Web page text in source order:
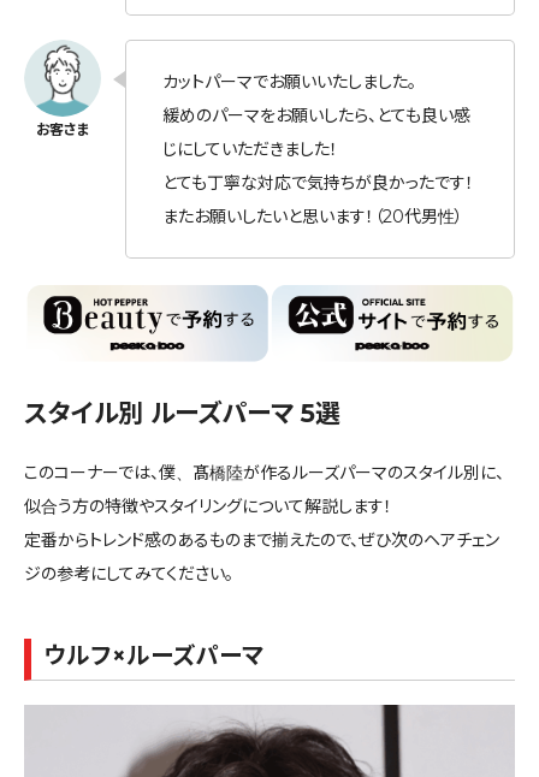
カットパーマでお願いいたしました。
緩めのパーマをお願いしたら、とても良い感
じにしていただきました！
とても丁寧な対応で気持ちが良かったです！
またお願いしたいと思います！（20代男性）
スタイル別 ルーズパーマ 5選
このコーナーでは、僕、髙橋陸が作るルーズパーマのスタイル別に、
似合う方の特徴やスタイリングについて解説します！
定番からトレンド感のあるものまで揃えたので、ぜひ次のヘアチェン
ジの参考にしてみてください。
ウルフ×ルーズパーマ